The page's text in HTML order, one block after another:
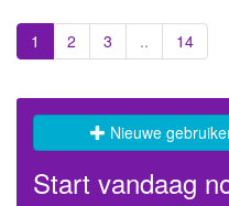
1 2 3 .. 14
Nieuwe